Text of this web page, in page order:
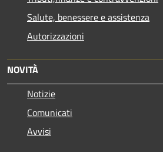
Salute, benessere e assistenza
Autorizzazioni
NOVITÀ
Notizie
Comunicati
Avvisi